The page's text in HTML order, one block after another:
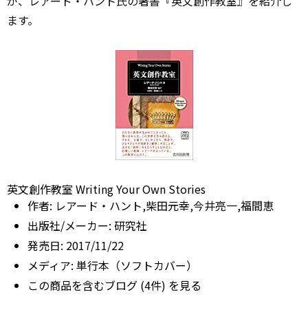
ます。
英文創作教室 Writing Your Own Stories
作者: レアード・ハント,柴田元幸,今井亮一,福間恵
出版社/メーカー: 研究社
発売日: 2017/11/22
メディア: 単行本（ソフトカバー）
この商品を含むブログ (4件) を見る